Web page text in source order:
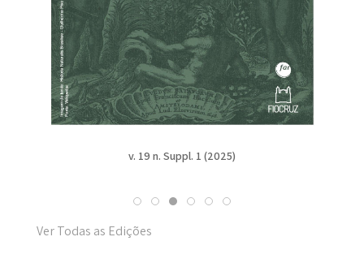
v. 19 n. Suppl. 1 (2025)
Ver Todas as Edições